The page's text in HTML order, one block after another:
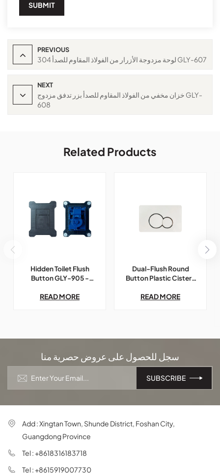
SUBMIT
PREVIOUS
لوحة مزدوجة الأزرار من الفولاذ المقاوم للصدأ 304 GLY-607
NEXT
خزان مخفي من الفولاذ المقاوم للصدأ بزر تدفق مزدوج GLY-
608
Related Products
Hidden Toilet Flush
Button GLY-905 -
READ MORE
Dual-Flush Round
Button Plastic Cistern
READ MORE
سجل للحصول على عروض حصرية منا
Add : Xingtan Town, Shunde District, Foshan City,
Guangdong Province
Tel : +8618316183718
Tel : +8615919007730